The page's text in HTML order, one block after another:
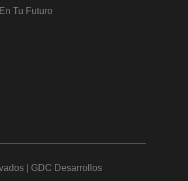
Tu Futuro
| GDC Desarrollos